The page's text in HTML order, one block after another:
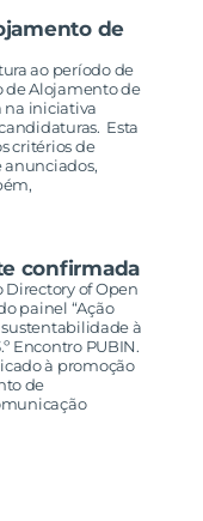
de
ao período de
de Alojamento de
na iniciativa
Esta
critérios de
confirmada
of Open
painel “Ação
sustentabilidade à
Encontro PUBIN.
à promoção
de